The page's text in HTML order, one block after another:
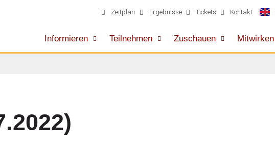
Zeitplan Ergebnisse Tickets Kontakt
Informieren Teilnehmen Zuschauen Mitwirken